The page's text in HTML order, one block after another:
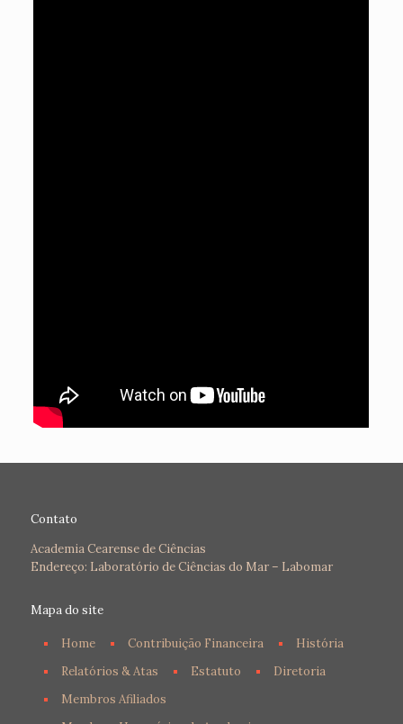
Contato
Academia Cearense de Ciências
Endereço: Laboratório de Ciências do Mar – Labomar
Mapa do site
Home Contribuição Financeira
História
Relatórios & Atas
Estatuto
Diretoria
Membros Afiliados